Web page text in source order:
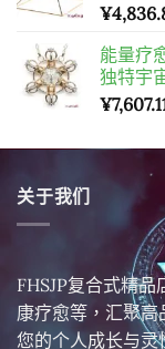
¥
能量疗
独特宇
¥
关于我们
FHSJP复合式精
康疗愈等，汇聚
您的个人成长与灵